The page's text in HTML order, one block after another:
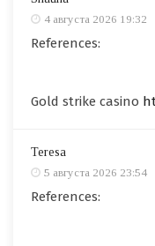
4 августа 2026 19:32
References:
Gold strike casino
Teresa
5 августа 2026 23:54
References: